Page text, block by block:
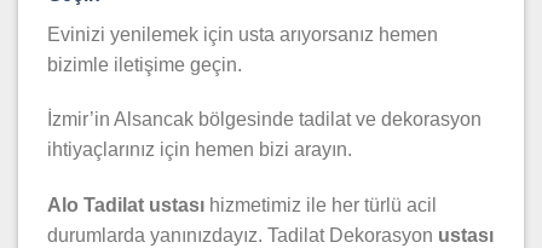
Evinizi yenilemek için usta arıyorsanız hemen
bizimle iletişime geçin.
İzmir’in Alsancak bölgesinde tadilat ve dekorasyon
ihtiyaçlarınız için hemen bizi arayın.
Alo Tadilat ustası hizmetimiz ile her türlü acil
durumlarda yanınızdayız. Tadilat Dekorasyon ustası